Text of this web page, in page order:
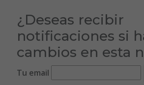
¿Deseas recibir
notificaciones si
cambios en esta
Tu email